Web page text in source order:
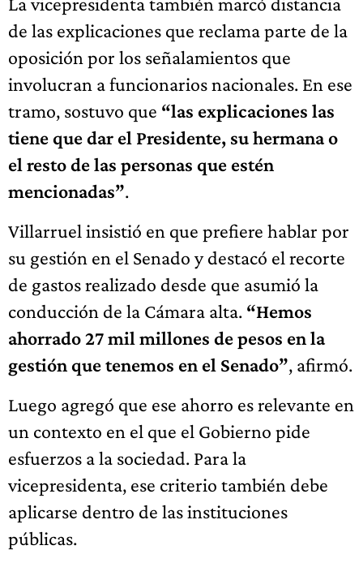
de las explicaciones que reclama parte de la
oposición por los señalamientos que
involucran a funcionarios nacionales. En ese
tramo, sostuvo que “las explicaciones las
tiene que dar el Presidente, su hermana o
el resto de las personas que estén
mencionadas”.
Villarruel insistió en que prefiere hablar por
su gestión en el Senado y destacó el recorte
de gastos realizado desde que asumió la
conducción de la Cámara alta. “Hemos
ahorrado 27 mil millones de pesos en la
gestión que tenemos en el Senado”, afirmó.
Luego agregó que ese ahorro es relevante en
un contexto en el que el Gobierno pide
esfuerzos a la sociedad. Para la
vicepresidenta, ese criterio también debe
aplicarse dentro de las instituciones
públicas.